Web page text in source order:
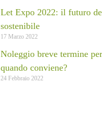
Let Expo 2022: il futuro
sostenibile
17 Marzo 2022
Noleggio breve termine
quando conviene?
24 Febbraio 2022